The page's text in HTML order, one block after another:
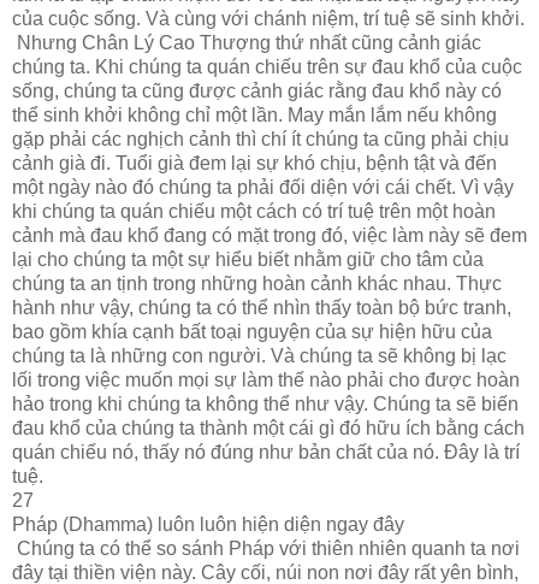
của cuộc sống. Và cùng với chánh niệm, trí tuệ sẽ sinh khởi.
Nhưng Chân Lý Cao Thượng thứ nhất cũng cảnh giác
chúng ta. Khi chúng ta quán chiếu trên sự đau khổ của cuộc
sống, chúng ta cũng được cảnh giác rằng đau khổ này có
thể sinh khởi không chỉ một lần. May mắn lắm nếu không
gặp phải các nghịch cảnh thì chí ít chúng ta cũng phải chịu
cảnh già đi. Tuổi già đem lại sự khó chịu, bệnh tật và đến
một ngày nào đó chúng ta phải đối diện với cái chết. Vì vậy
khi chúng ta quán chiếu một cách có trí tuệ trên một hoàn
cảnh mà đau khổ đang có mặt trong đó, việc làm này sẽ đem
lại cho chúng ta một sự hiểu biết nhằm giữ cho tâm của
chúng ta an tịnh trong những hoàn cảnh khác nhau. Thực
hành như vậy, chúng ta có thể nhìn thấy toàn bộ bức tranh,
bao gồm khía cạnh bất toại nguyện của sự hiện hữu của
chúng ta là những con người. Và chúng ta sẽ không bị lạc
lối trong việc muốn mọi sự làm thế nào phải cho được hoàn
hảo trong khi chúng ta không thể như vậy. Chúng ta sẽ biến
đau khổ của chúng ta thành một cái gì đó hữu ích bằng cách
quán chiếu nó, thấy nó đúng như bản chất của nó. Đây là trí
tuệ.
27
Pháp (Dhamma) luôn luôn hiện diện ngay đây
Chúng ta có thể so sánh Pháp với thiên nhiên quanh ta nơi
đây tại thiền viện này. Cây cối, núi non nơi đây rất yên bình,